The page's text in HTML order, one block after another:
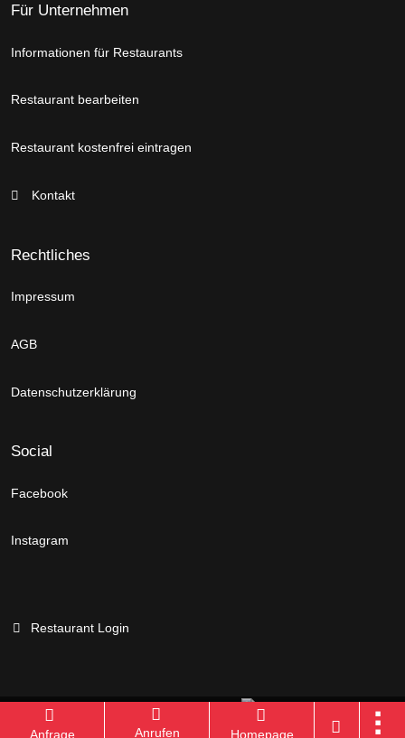
Anfrage Anrufen Homepage
Für Unternehmen
Informationen für Restaurants
Restaurant bearbeiten
Restaurant kostenfrei eintragen
Kontakt
Rechtliches
Impressum
AGB
Datenschutzerklärung
Social
Facebook
Instagram
Restaurant Login
Branchenportal Software made in Germany